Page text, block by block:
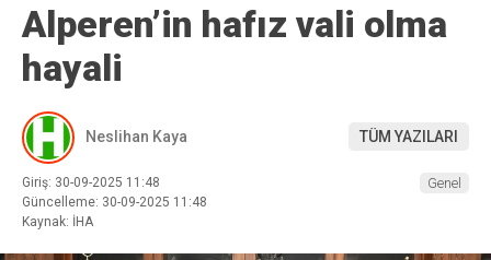
Alperen’in hafız vali olma
hayali
Neslihan Kaya TÜM YAZILARI
Giriş: 30-09-2025 11:48
Güncelleme: 30-09-2025 11:48
Kaynak: İHA
Genel